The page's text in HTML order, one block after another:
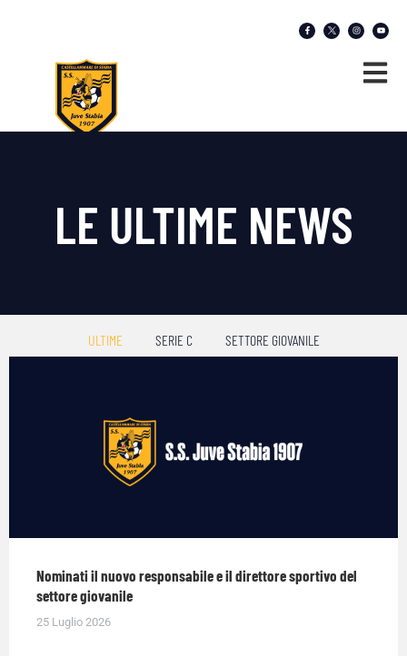
LE ULTIME NEWS
ULTIME SERIE C SETTORE GIOVANILE
Nominati il nuovo responsabile e il direttore sportivo del
settore giovanile
25 Luglio 2026